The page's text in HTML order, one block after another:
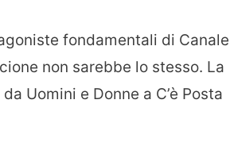
fondamentali di
non sarebbe lo stesso. La
Uomini e Donne a C’è Posta